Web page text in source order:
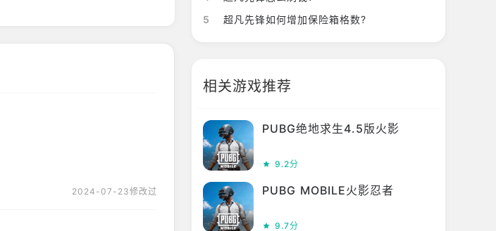
2024-07-23修改过
5
超凡先锋如何增加保险箱格数?
相关游戏推荐
PUBG绝地求生4.5版火影
9.2分
PUBG MOBILE火影忍者
9.7分